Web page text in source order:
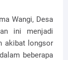
Wangi, Desa
ini menjadi
akibat longsor
beberapa